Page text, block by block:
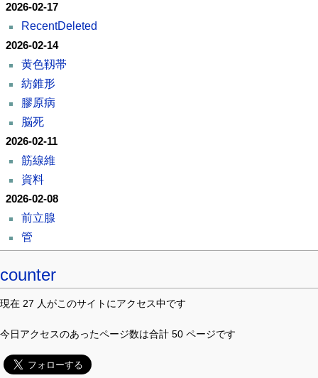
2026-02-17
RecentDeleted
2026-02-14
黄色靱帯
紡錐形
膠原病
脳死
2026-02-11
筋線維
資料
2026-02-08
前立腺
管
counter
現在 27 人がこのサイトにアクセス中です
今日アクセスのあったページ数は合計 50 ページです